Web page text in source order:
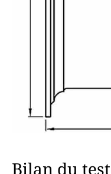
Bilan du test